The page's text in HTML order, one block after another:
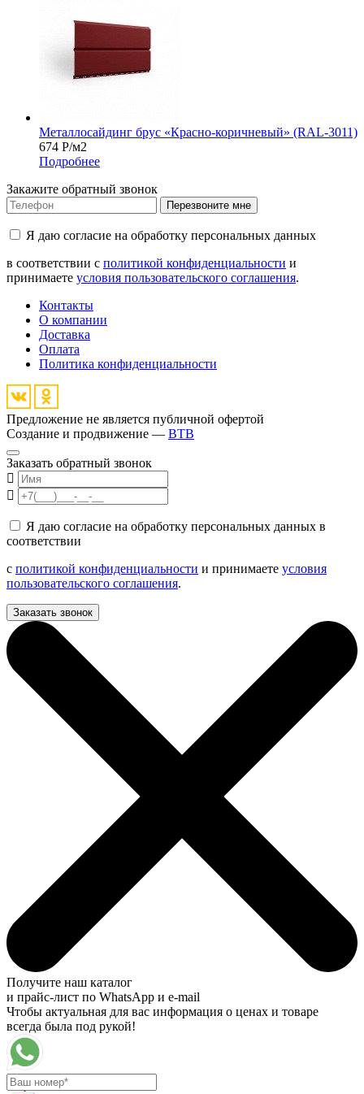
Металлосайдинг брус «Красно-коричневый» (RAL-3011)
674 Р/м2
Подробнее
Закажите обратный звонок
Перезвоните мне
Я даю согласие на обработку персональных данных
в соответствии с политикой конфиденциальности и
принимаете условия пользовательского соглашения.
Контакты
О компании
Доставка
Оплата
Политика конфиденциальности
Предложение не является публичной офертой
Создание и продвижение — BTB
Заказать обратный звонок
Я даю согласие на обработку персональных данных в
соответствии
с политикой конфиденциальности и принимаете условия
пользовательского соглашения.
Заказать звонок
Получите наш каталог
и прайс-лист по WhatsApp и e-mail
Чтобы актуальная для вас информация о ценах и товаре
всегда была под рукой!